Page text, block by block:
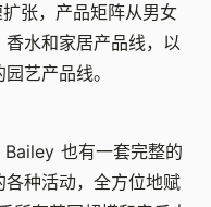
张，产品矩阵从男女
水和家居产品线，以
艺产品线。
也有一套完整的
种活动，全方位地赋